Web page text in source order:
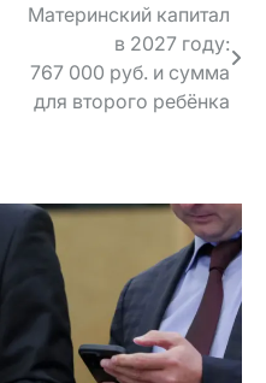
Материнский капитал
в 2027 году:
767 000 руб. и сумма
для второго ребёнка